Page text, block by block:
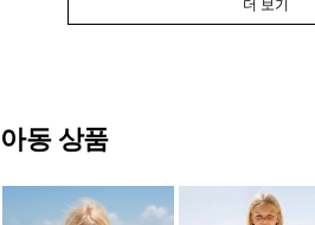
더 보기
아동 상품